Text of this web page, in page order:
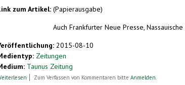
zum Artikel: (Papierausgabe)
Auch Frankfurter Neue Presse,
2015-08-10
Zeitungen
Taunus Zeitung
über Esperanto ist etwas für Idealisten oder Linguisten
Zum Verfassen von Kommentaren bitte Anmelden.